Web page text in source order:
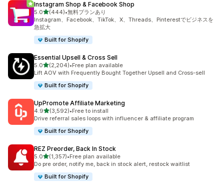
Instagram Shop & Facebook Shop
5.05つ星中
(444)
合計レビュー数：444件
•無料プランあり
Instagram、Facebook、TikTok、X、Threads、Pinterestでビジネスを
急拡大
Built for Shopify
Essential Upsell & Cross Sell
5.05つ星中
(2,204)
合計レビュー数：2204件
•Free plan available
Lift AOV with Frequently Bought Together Upsell and Cross-sell
Built for Shopify
UpPromote Affiliate Marketing
4.95つ星中
(3,592)
合計レビュー数：3592件
•Free to install
Drive referral sales loops with influencer & affiliate program
Built for Shopify
REZ Preorder, Back In Stock
5.05つ星中
(1,357)
合計レビュー数：1357件
•Free plan available
Do pre order, notify me, back in stock alert, restock waitlist
Built for Shopify